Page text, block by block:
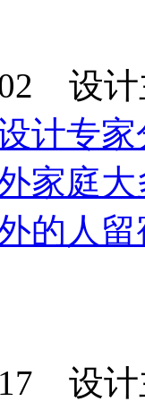
02 设
设计专
家庭
的人
17 设